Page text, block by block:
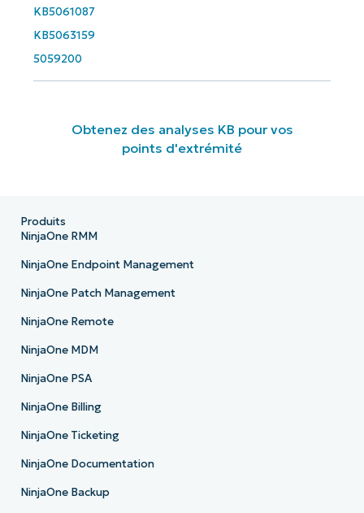
KB5061087
KB5063159
5059200
Obtenez des analyses KB pour vos
points d'extrémité
Produits
NinjaOne RMM
NinjaOne Endpoint Management
NinjaOne Patch Management
NinjaOne Remote
NinjaOne MDM
NinjaOne PSA
NinjaOne Billing
NinjaOne Ticketing
NinjaOne Documentation
NinjaOne Backup